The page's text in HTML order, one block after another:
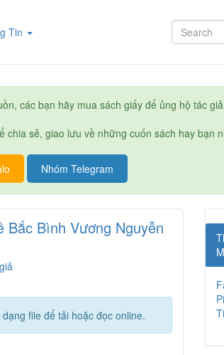
Tin
các bạn hãy mua sách giấy để ủng hộ tác
chia sẻ, giao lưu về những cuốn sách hay bạn
Nhóm Telegram
Bắc Bình Vương Nguyễn
file để tải hoặc đọc online.